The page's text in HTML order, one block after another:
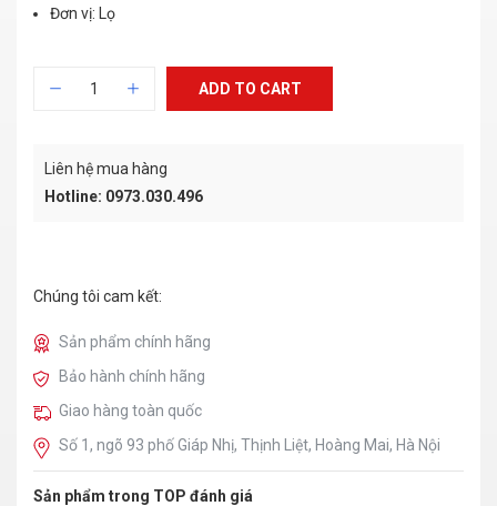
Đơn vị: Lọ
ADD TO CART
Liên hệ mua hàng
Hotline: 0973.030.496
Chúng tôi cam kết:
Sản phẩm chính hãng
Bảo hành chính hãng
Giao hàng toàn quốc
Số 1, ngõ 93 phố Giáp Nhị, Thịnh Liệt, Hoàng Mai, Hà Nội
Sản phẩm trong TOP đánh giá